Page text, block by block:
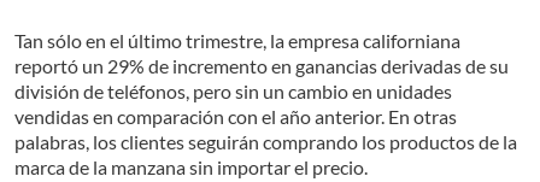
Tan sólo en el último trimestre, la empresa californiana
reportó un 29% de incremento en ganancias derivadas de su
división de teléfonos, pero sin un cambio en unidades
vendidas en comparación con el año anterior. En otras
palabras, los clientes seguirán comprando los productos de la
marca de la manzana sin importar el precio.